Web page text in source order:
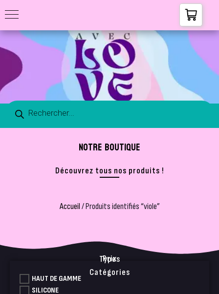
NOTRE BOUTIQUE
Découvrez tous nos produits !
Accueil/ Produits identifiés “viole”
Catégories
Prix
Types
HAUT DE GAMME
SILICONE